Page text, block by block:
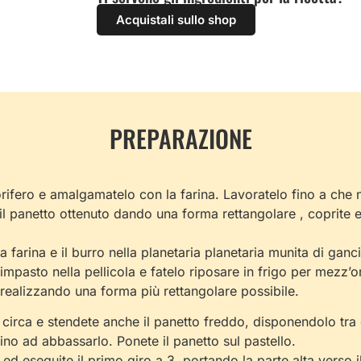
Acquistali sullo shop
PREPARAZIONE
e amalgamatelo con la farina. Lavoratelo fino a che
panetto ottenuto dando una forma rettangolare , coprite
farina e il burro nella planetaria planetaria munita di
nella pellicola e fatelo riposare in frigo per
una forma più rettangolare possibile.
e stendete anche il panetto freddo, disponendolo
ad abbassarlo. Ponete il panetto sul pastello.